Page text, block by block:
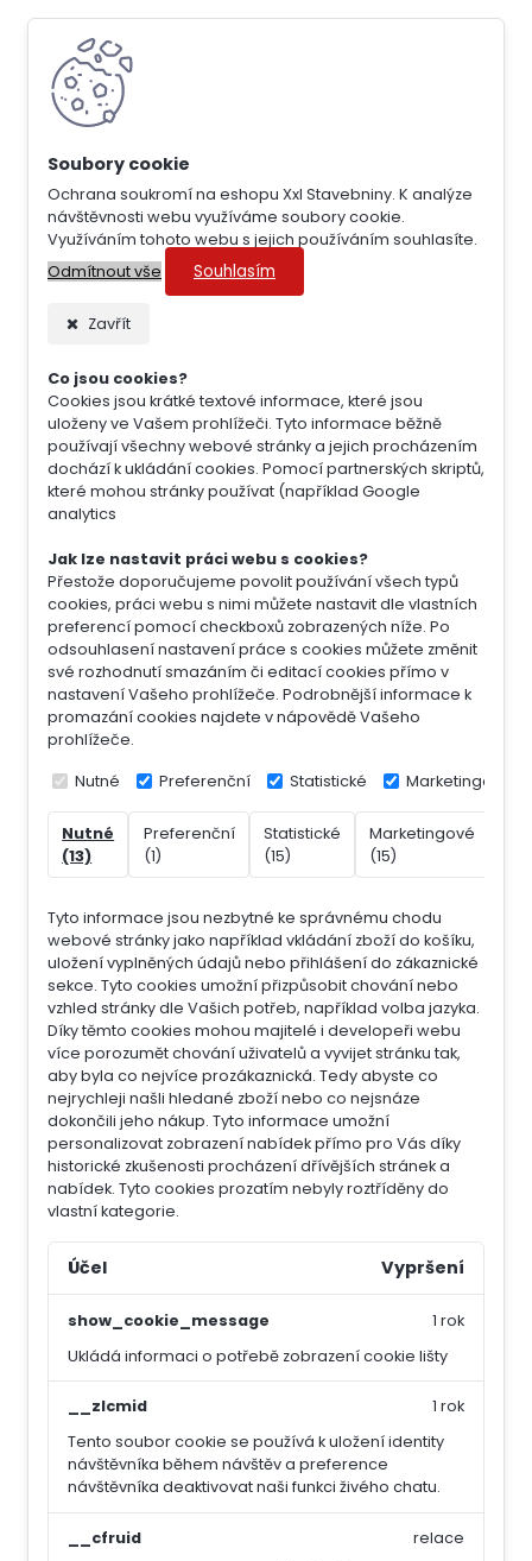
Ochrana soukromí na eshopu Xxl Stavebniny. K analýze
návštěvnosti webu využíváme soubory cookie.
Využíváním tohoto webu s jejich používáním souhlasíte.
Odmítnout vše
Souhlasím
Zavřít
Co jsou cookies?
Cookies jsou krátké textové informace, které jsou
uloženy ve Vašem prohlížeči. Tyto informace běžně
používají všechny webové stránky a jejich procházením
dochází k ukládání cookies. Pomocí partnerských skriptů,
které mohou stránky používat (například Google
analytics
Jak lze nastavit práci webu s cookies?
Přestože doporučujeme povolit používání všech typů
cookies, práci webu s nimi můžete nastavit dle vlastních
preferencí pomocí checkboxů zobrazených níže. Po
odsouhlasení nastavení práce s cookies můžete změnit
své rozhodnutí smazáním či editací cookies přímo v
nastavení Vašeho prohlížeče. Podrobnější informace k
promazání cookies najdete v nápovědě Vašeho
prohlížeče.
Nutné Preferenční Statistické Marketingové
Nutné
(13)
Preferenční
(1)
Statistické
(15)
Marketingové
(15)
Tyto informace jsou nezbytné ke správnému chodu
webové stránky jako například vkládání zboží do košíku,
uložení vyplněných údajů nebo přihlášení do zákaznické
sekce. Tyto cookies umožní přizpůsobit chování nebo
vzhled stránky dle Vašich potřeb, například volba jazyka.
Díky těmto cookies mohou majitelé i developeři webu
více porozumět chování uživatelů a vyvijet stránku tak,
aby byla co nejvíce prozákaznická. Tedy abyste co
nejrychleji našli hledané zboží nebo co nejsnáze
dokončili jeho nákup. Tyto informace umožní
personalizovat zobrazení nabídek přímo pro Vás díky
historické zkušenosti procházení dřívějších stránek a
nabídek. Tyto cookies prozatím nebyly roztříděny do
vlastní kategorie.
Účel Vypršení
show_cookie_message
Ukládá informaci o potřebě zobrazení cookie lišty
1 rok
__zlcmid
Tento soubor cookie se používá k uložení identity
návštěvníka během návštěv a preference
návštěvníka deaktivovat naši funkci živého chatu.
1 rok
__cfruid
relace